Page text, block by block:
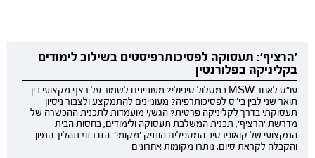
'הרציף': תעסוקה לפסיכותרפיסטים בשילוב לימודים
בקליניקה בפלורנטין
עו"ס לאחר MSW במסלול טיפולי? מעוניינים לשמור על רצף מקצועי בין
תואר שני לבין בי"ס לפסיכותרפיה? מעוניינים להתמקצע ולצבור ניסיון
תעסוקתי בדרך לקליניקה פרטית? הגש/י מועמדות לתכנית ההכשרה של
מדרשת 'הרציף', תכנית המשלבת תעסוקה ולימודים, בחסות הבית
המקצועי של קואופרטיב המטפלים הותיק 'מקומי'. הזדרזו! תהליך המיון
והקבלה לקראת סיום, נותרו מקומות אחרונים